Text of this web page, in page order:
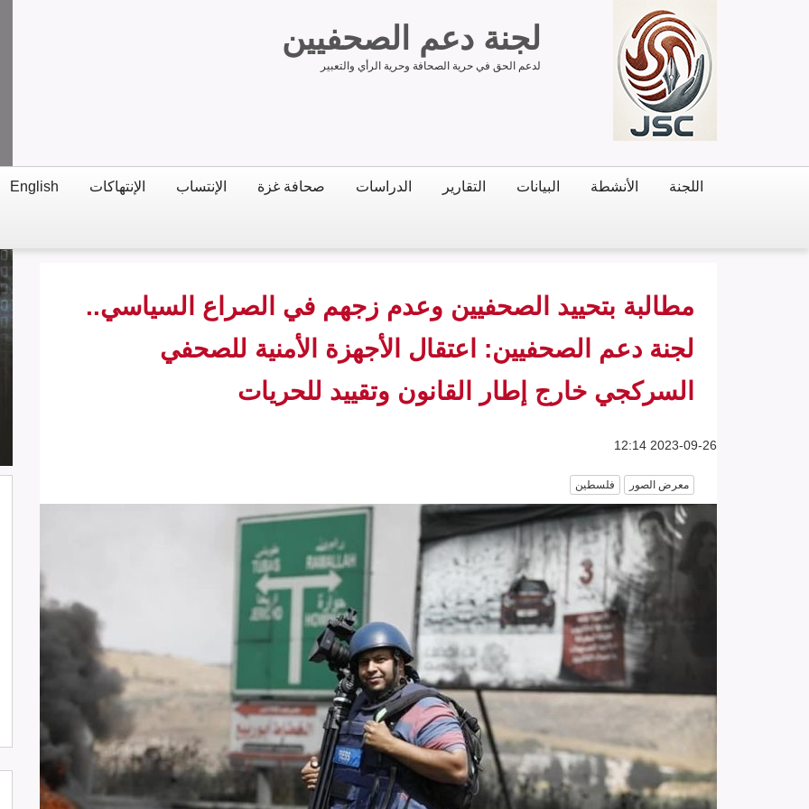
لجنة دعم الصحفيين
لدعم الحق في حرية الصحافة وحرية الرأي والتعبير
اللجنة الأنشطة البيانات التقارير الدراسات صحافة غزة الإنتساب الإنتهاكات English
مطالبة بتحييد الصحفيين وعدم زجهم في الصراع السياسي..
لجنة دعم الصحفيين: اعتقال الأجهزة الأمنية للصحفي
السركجي خارج إطار القانون وتقييد للحريات
2023-09-26 12:14
معرض الصور فلسطين
شارك وفد من لجنة دعم الصحفيين في
جلسة اعتماد الاستعراض الدوي الشامل
حول لبنان في مقر الامم المتحدة في
جنيف حيث القت اللجنة كلمة باسم
جمعية البراعم للعمل الاجتماعي